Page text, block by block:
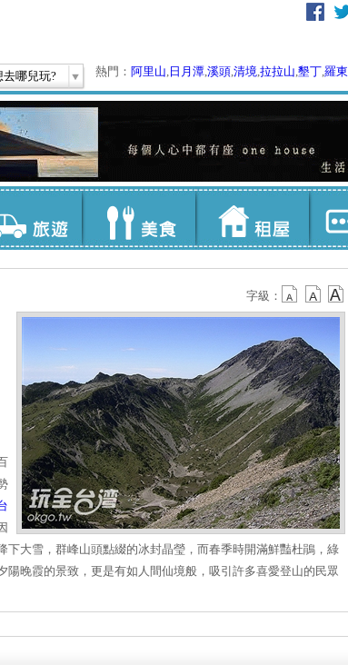
去哪兒玩? 熱門： 阿里山, 日月潭,溪頭,清境,拉拉山,墾丁,羅東
字級：
大雪，群峰山頭點綴的冰封晶瑩，而春季時開滿鮮豔杜鵑，綠
晚霞的景致，更是有如人間仙境般，吸引許多喜愛登山的民眾